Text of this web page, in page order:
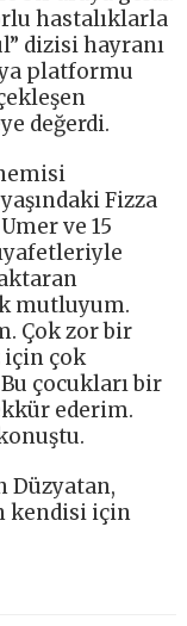
hastalıklarla
dizisi hayranı
platformu
değerdi.
Fizza
ve 15
mutluyum.
Çok zor bir
için çok
çocukları bir
ederim.
Düzyatan,
kendisi için